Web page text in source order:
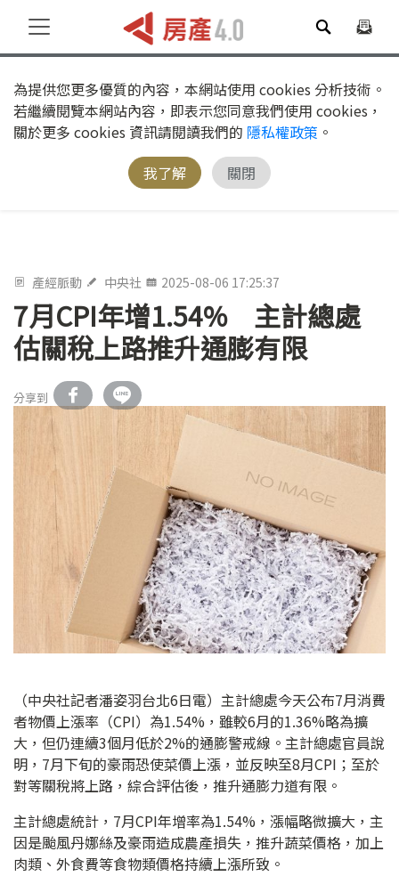
為提供您更多優質的內容，本網站使用 cookies 分析技術。
若繼續閱覽本網站內容，即表示您同意我們使用 cookies，
關於更多 cookies 資訊請閱讀我們的 隱私權政策 。
我了解
關閉
產經脈動 中央社 2025-08-06 17:25:37
7月CPI年增1.54% 主計總處
估關稅上路推升通膨有限
分享到
（中央社記者潘姿羽台北6日電）主計總處今天公布7月消費
者物價上漲率（CPI）為1.54%，雖較6月的1.36%略為擴
大，但仍連續3個月低於2%的通膨警戒線。主計總處官員說
明，7月下旬的豪雨恐使菜價上漲，並反映至8月CPI；至於
對等關稅將上路，綜合評估後，推升通膨力道有限。
主計總處統計，7月CPI年增率為1.54%，漲幅略微擴大，主
因是颱風丹娜絲及豪雨造成農產損失，推升蔬菜價格，加上
肉類、外食費等食物類價格持續上漲所致。